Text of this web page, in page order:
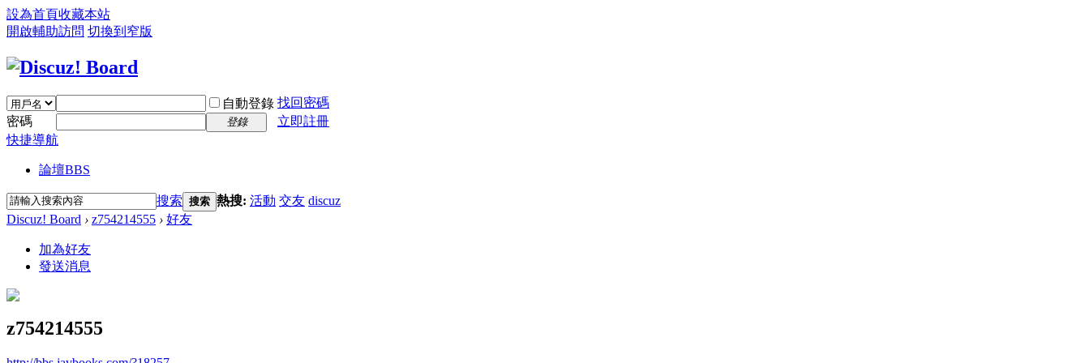
設為首頁收藏本站
開啟輔助訪問 切換到窄版
自動登錄 找回密碼
密碼
登錄
立即註冊
快捷導航
論壇BBS
搜索 搜索 熱搜: 活動 交友 discuz
Discuz! Board › z754214555 › 好友
加為好友
發送消息
z754214555